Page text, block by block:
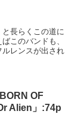
長らくこの道に
このバンドも、
レンスが出され
OF
Alien」:74p